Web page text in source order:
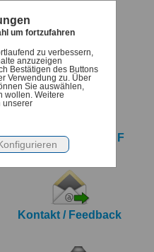
Denk-dran
Jahreskalender PDF
Kontakt / Feedback
um fortzufahren
zu verbessern,
anzuzeigen
Bestätigen des Buttons
Verwendung zu. Über
Sie auswählen,
wollen. Weitere
unserer